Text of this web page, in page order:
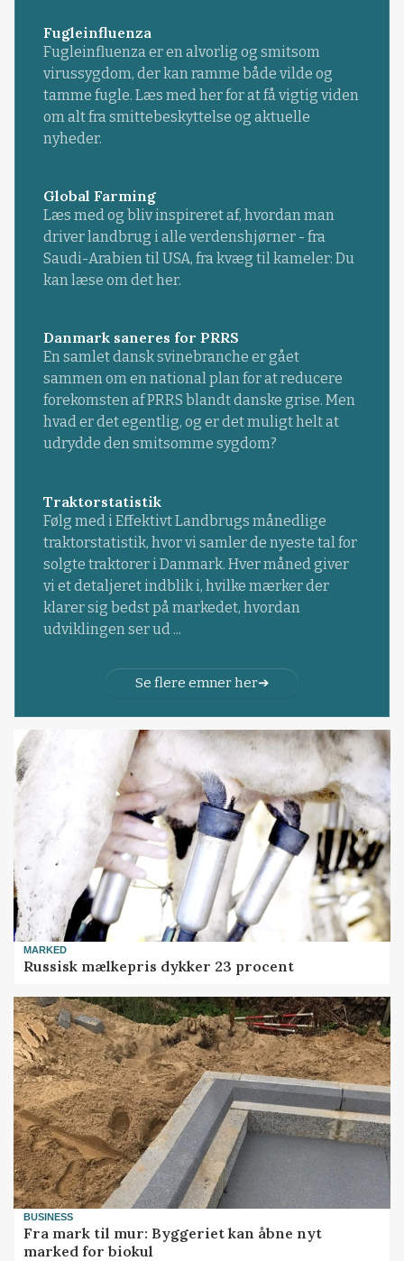
Fugleinfluenza
Fugleinfluenza er en alvorlig og smitsom
virussygdom, der kan ramme både vilde og
tamme fugle. Læs med her for at få vigtig viden
om alt fra smittebeskyttelse og aktuelle
nyheder.
Global Farming
Læs med og bliv inspireret af, hvordan man
driver landbrug i alle verdenshjørner - fra
Saudi-Arabien til USA, fra kvæg til kameler: Du
kan læse om det her.
Danmark saneres for PRRS
En samlet dansk svinebranche er gået
sammen om en national plan for at reducere
forekomsten af PRRS blandt danske grise. Men
hvad er det egentlig, og er det muligt helt at
udrydde den smitsomme sygdom?
Traktorstatistik
Følg med i Effektivt Landbrugs månedlige
traktorstatistik, hvor vi samler de nyeste tal for
solgte traktorer i Danmark. Hver måned giver
vi et detaljeret indblik i, hvilke mærker der
klarer sig bedst på markedet, hvordan
udviklingen ser ud ...
Se flere emner her
MARKED
Russisk mælkepris dykker 23 procent
BUSINESS
Fra mark til mur: Byggeriet kan åbne nyt
marked for biokul